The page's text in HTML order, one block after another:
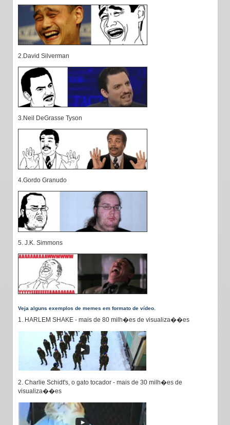
2.David Silverman
3.Neil DeGrasse Tyson
4.Gordo Granudo
5. J.K. Simmons
Veja alguns exemplos de memes em formato de vídeo.
1. HARLEM SHAKE - mais de 80 milh�es de visualiza��es
2. Charlie Schidt's, o gato tocador - mais de 30 milh�es de
visualiza��es